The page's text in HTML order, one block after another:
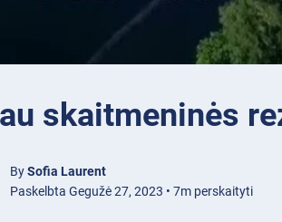
skaitmeninės
BySofia Laurent
Paskelbta Gegužė 27, 2023 • 7m perskaityti